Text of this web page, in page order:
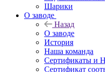
Шарики
О заводе
Назад
О заводе
История
Наша команда
Сертификаты и
Сертификат